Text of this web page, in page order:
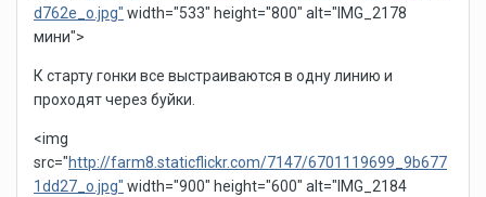
d762e_o.jpg" width="533" height="800" alt="IMG_2178
мини">
К старту гонки все выстраиваются в одну линию и
проходят через буйки.
<img
src="http://farm8.staticflickr.com/7147/6701119699_9b677
1dd27_o.jpg" width="900" height="600" alt="IMG_2184